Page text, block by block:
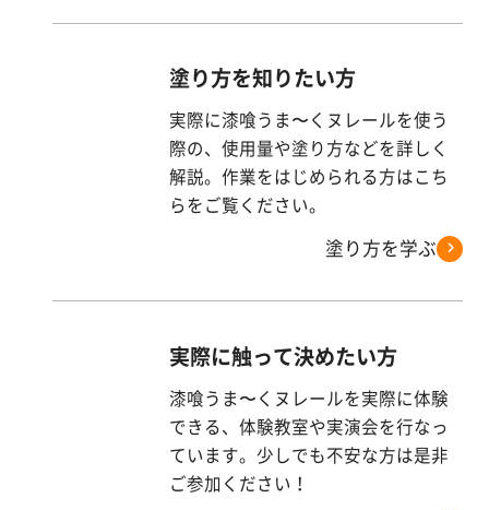
塗り方を知りたい方
実際に漆喰うま〜くヌレールを使う
際の、使用量や塗り方などを詳しく
解説。作業をはじめられる方はこち
らをご覧ください。
塗り方を学ぶ
実際に触って決めたい方
漆喰うま〜くヌレールを実際に体験
できる、体験教室や実演会を行なっ
ています。少しでも不安な方は是非
ご参加ください！